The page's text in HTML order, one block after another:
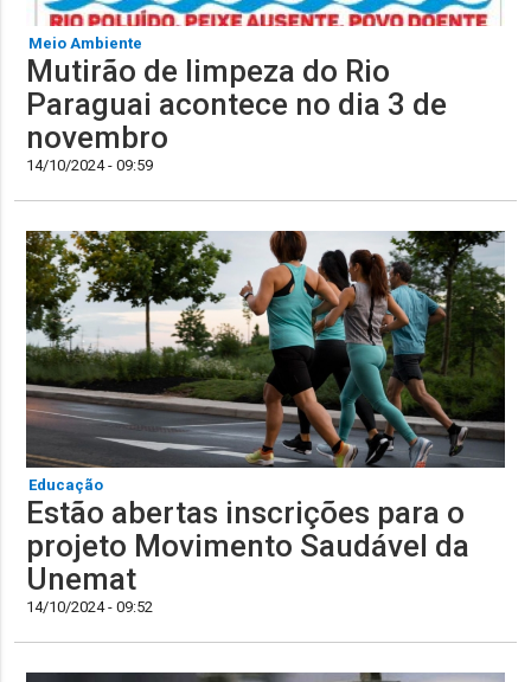
Meio Ambiente
Mutirão de limpeza do Rio
Paraguai acontece no dia 3 de
novembro
14/10/2024 - 09:59
Educação
Estão abertas inscrições para o
projeto Movimento Saudável da
Unemat
14/10/2024 - 09:52